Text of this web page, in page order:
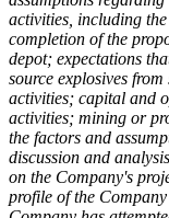
activities, including
completion of the
depot; expectations
source explosives
activities; capital and
activities; mining or
the factors and
discussion and
on the Company's
profile of the